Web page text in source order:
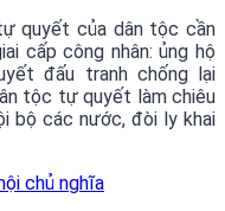
quyết của dân tộc cần
cấp công nhân: ủng hộ
đấu tranh chống lại
tộc tự quyết làm chiêu
bộ các nước, đòi ly khai
chủ nghĩa